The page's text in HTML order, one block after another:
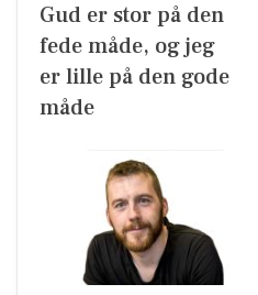
Gud er stor på den
fede måde, og jeg
er lille på den gode
måde